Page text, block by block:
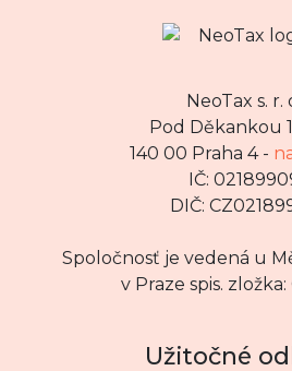
NeoTax s. r.
Pod Děkankou
140 00 Praha 4 -
IČ:
DIČ:
Spoločnosť je vedená u
v Praze spis. zložka:
Užitočné